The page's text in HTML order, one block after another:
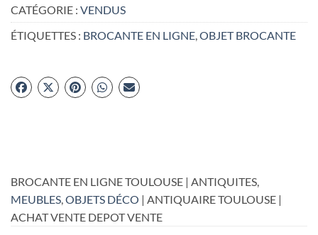
CATÉGORIE : VENDUS
ÉTIQUETTES : BROCANTE EN LIGNE,OBJET BROCANTE
BROCANTE EN LIGNE TOULOUSE | ANTIQUITES,
MEUBLES,OBJETS DÉCO | ANTIQUAIRE TOULOUSE |
ACHAT VENTE DEPOT VENTE